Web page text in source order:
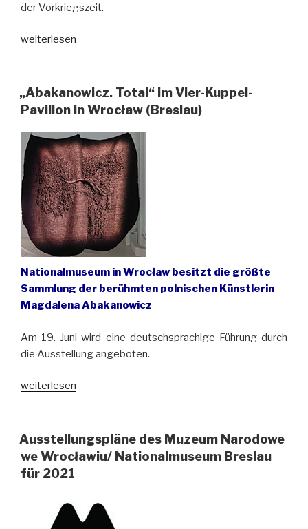
der Vorkriegszeit.
„Fantastische
Nationalforum
für
Wrocław
(Breslau)“
weiterlesen
„Abakanowicz. Total“ im Vier-Kuppel-
Pavillon in Wrocław (Breslau)
Nationalmuseum in Wrocław besitzt die größte
Sammlung der berühmten polnischen Künstlerin
Magdalena Abakanowicz
Am 19. Juni wird eine deutschsprachige Führung durch
die Ausstellung angeboten.
„„Abakanowicz.
Vier-
Kuppel-
Pavillon
(Breslau)“
weiterlesen
Ausstellungspläne des Muzeum Narodowe
we Wrocławiu/ Nationalmuseum Breslau
für 2021